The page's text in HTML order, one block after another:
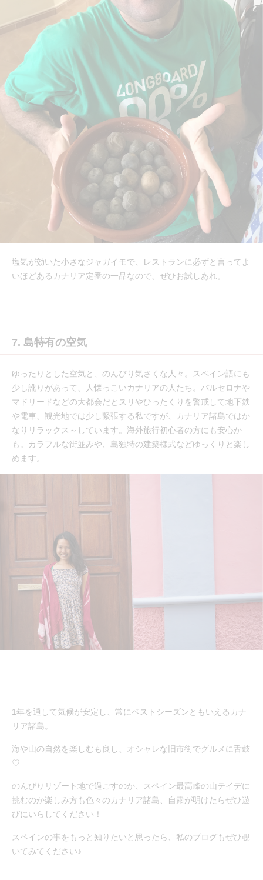
塩気が効いた小さなジャガイモで、レストランに必ずと言ってよ
いほどあるカナリア定番の一品なので、ぜひお試しあれ。
7. 島特有の空気
ゆったりとした空気と、のんびり気さくな人々。スペイン語にも
少し訛りがあって、人懐っこいカナリアの人たち。バルセロナや
マドリードなどの大都会だとスリやひったくりを警戒して地下鉄
や電車、観光地では少し緊張する私ですが、カナリア諸島ではか
なりリラックス～しています。海外旅行初心者の方にも安心か
も。カラフルな街並みや、島独特の建築様式などゆっくりと楽し
めます。
1年を通して気候が安定し、常にベストシーズンともいえるカナ
リア諸島。
海や山の自然を楽しむも良し、オシャレな旧市街でグルメに舌鼓
♡
のんびりリゾート地で過ごすのか、スペイン最高峰の山テイデに
挑むのか楽しみ方も色々のカナリア諸島、自粛が明けたらぜひ遊
びにいらしてください！
スペインの事をもっと知りたいと思ったら、私のブログもぜひ覗
いてみてください♪